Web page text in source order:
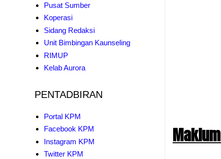
Pusat Sumber
Koperasi
Sidang Redaksi
Unit Bimbingan Kaunseling
RIMUP
Kelab Aurora
PENTADBIRAN
Portal KPM
Facebook KPM
Instagram KPM
Twitter KPM